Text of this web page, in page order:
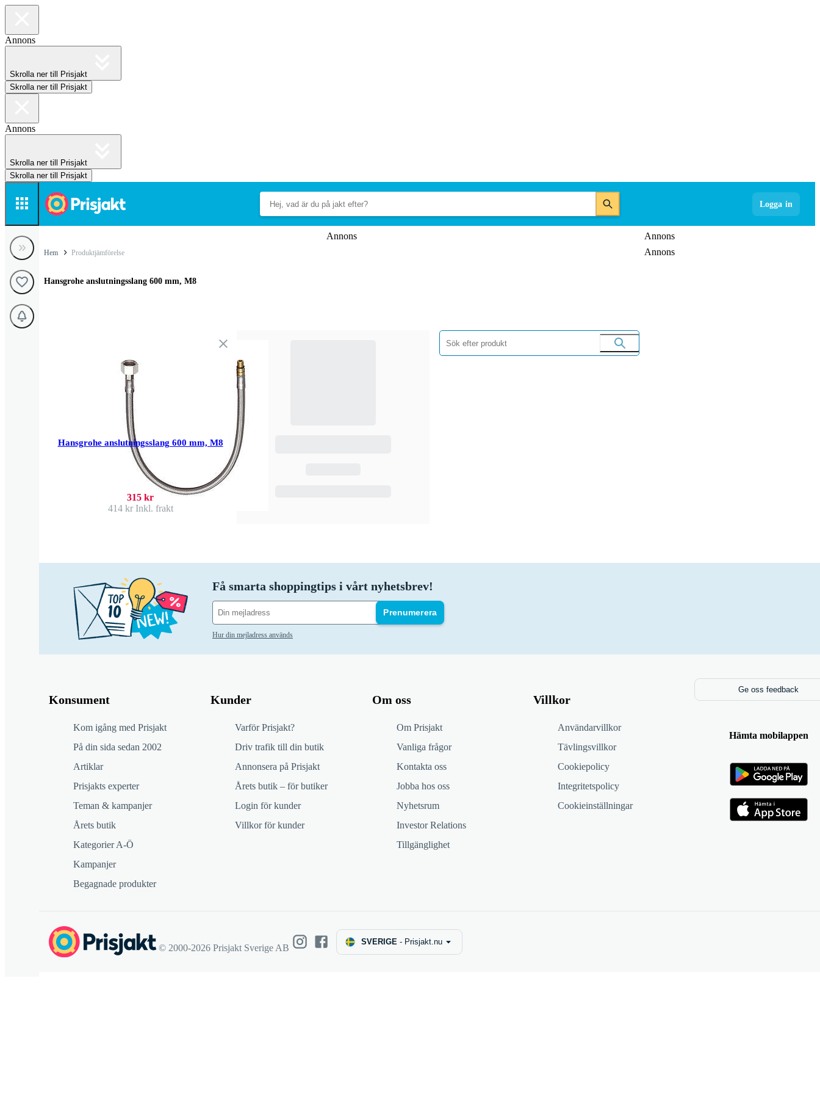
Annons
Skrolla ner till Prisjakt
Skrolla ner till Prisjakt
Annons
Skrolla ner till Prisjakt
Skrolla ner till Prisjakt
Logga in
Annons
Annons
Annons
Hem Produktjämförelse
Hansgrohe anslutningsslang 600 mm, M8
Hansgrohe anslutningsslang 600 mm, M8
315 kr
414 krInkl. frakt
Få smarta shoppingtips i vårt nyhetsbrev!
Prenumerera
Hur din mejladress används
Konsument
Kom igång med Prisjakt
På din sida sedan 2002
Artiklar
Prisjakts experter
Teman & kampanjer
Årets butik
Kategorier A-Ö
Kampanjer
Begagnade produkter
Kunder
Varför Prisjakt?
Driv trafik till din butik
Annonsera på Prisjakt
Årets butik – för butiker
Login för kunder
Villkor för kunder
Om oss
Om Prisjakt
Vanliga frågor
Kontakta oss
Jobba hos oss
Nyhetsrum
Investor Relations
Tillgänglighet
Villkor
Användarvillkor
Tävlingsvillkor
Cookiepolicy
Integritetspolicy
Cookieinställningar
Ge oss feedback
Hämta mobilappen
© 2000-2026 Prisjakt Sverige AB
SVERIGE - Prisjakt.nu